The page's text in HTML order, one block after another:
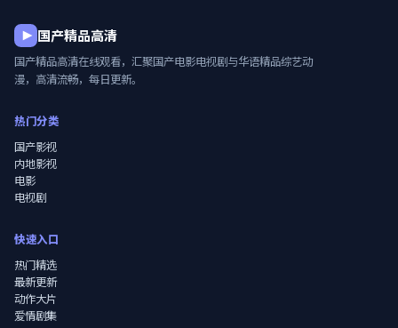
国产精品高清
国产精品高清在线观看，汇聚国产电影电视剧与华语精品综艺动
漫，高清流畅，每日更新。
热门分类
国产影视
内地影视
电影
电视剧
快速入口
热门精选
最新更新
动作大片
爱情剧集